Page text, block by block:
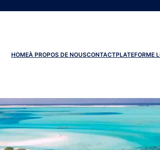
HOMEÀ PROPOS DE NOUSCONTACTPLATEFORME